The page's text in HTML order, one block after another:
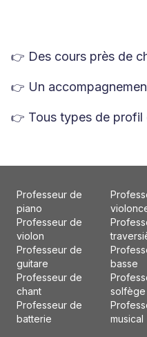
👉 Des cours près de
👉 Un
👉 Tous types de profil
Professeur de
piano
Professeur de
violon
Professeur de
guitare
Professeur de
chant
Professeur de
batterie
basse
solfège
musical